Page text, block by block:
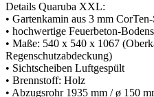
Details Quaruba XXL:
• Gartenkamin aus 3 mm
• hochwertige Feuerbeton-
• Maße: 540 x 540 x 1067
Regenschutzabdeckung)
• Sichtscheiben Luftgespült
• Brennstoff: Holz
• Abzugsrohr 1935 mm / ø 150